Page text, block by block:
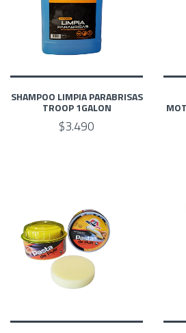
SHAMPOO LIMPIA PARABRISAS
TROOP 1GALON
$3.490